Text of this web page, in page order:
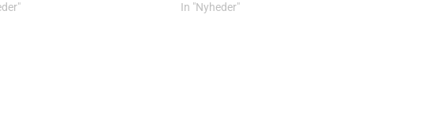
In "Nyheder"